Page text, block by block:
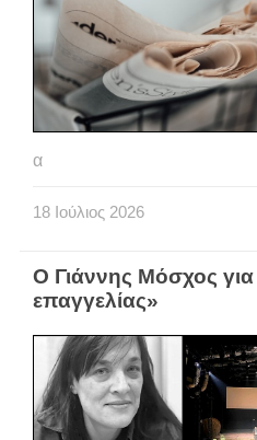
α
18 Ιούλιος 2026
Ο Γιάννης Μόσχος για
επαγγελίας»